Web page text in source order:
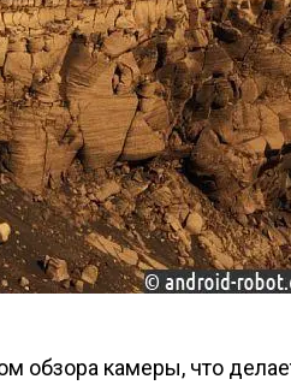
обзора камеры, что